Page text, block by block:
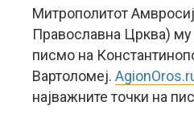
Митрополитот
Православна Црква)
писмо на
Вартоломеј.
најважните точки на